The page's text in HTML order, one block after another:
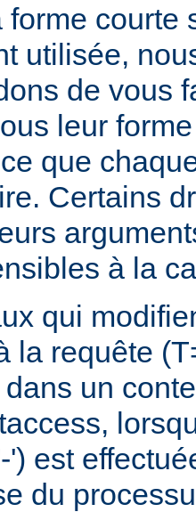
forme courte
utilisée,
de vous
leur
que
Certains
à la
qui
la requête
un
') est
du